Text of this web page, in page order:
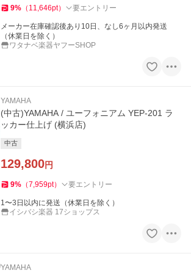
9% （ 11,646pt） 要エントリー
メーカー在庫確認後あり10日、なし6ヶ月以内発送
（休業日を除く）
ワタナベ楽器ヤフーSHOP
YAMAHA
(中古)YAMAHA / ユーフォニアム YEP-201 ラ
ッカー仕上げ (横浜店)
中古
129,800円
9% （7,959pt） 要エントリー
1〜3日以内に発送（休業日を除く）
イシバシ楽器 17ショップス
YAMAHA